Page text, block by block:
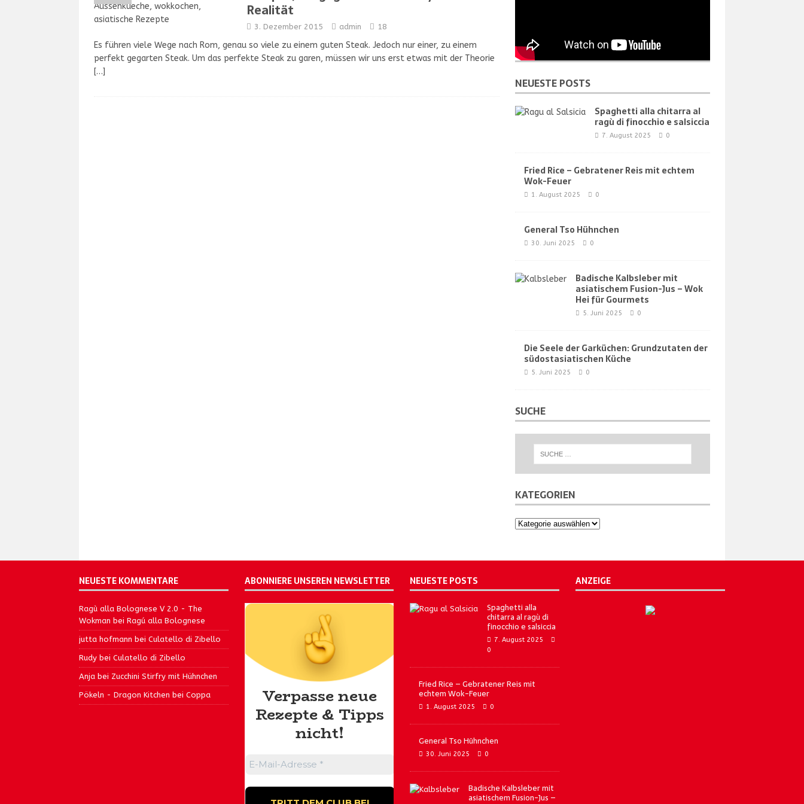
Realität
3. Dezember 2015 admin 18
Es führen viele Wege nach Rom, genau so viele zu einem guten Steak. Jedoch nur einer, zu einem
perfekt gegarten Steak. Um das perfekte Steak zu garen, müssen wir uns erst etwas mit der Theorie
[…]
NEUESTE POSTS
Spaghetti alla chitarra al
ragù di finocchio e salsiccia
7. August 2025 0
Fried Rice – Gebratener Reis mit echtem
Wok-Feuer
1. August 2025 0
General Tso Hühnchen
30. Juni 2025 0
Badische Kalbsleber mit
asiatischem Fusion-Jus – Wok
Hei für Gourmets
5. Juni 2025 0
Die Seele der Garküchen: Grundzutaten der
südostasiatischen Küche
5. Juni 2025 0
SUCHE
KATEGORIEN
Kategorien
NEUESTE KOMMENTARE
Ragù alla Bolognese V 2.0 - The
Wokman bei Ragú alla Bolognese
jutta hofmann bei Culatello di Zibello
Rudy bei Culatello di Zibello
Anja bei Zucchini Stirfry mit Hühnchen
Pökeln - Dragon Kitchen bei Coppa
ABONNIERE UNSEREN NEWSLETTER
Verpasse neue
Rezepte & Tipps
nicht!
NEUESTE POSTS
Spaghetti alla
chitarra al ragù di
finocchio e salsiccia
7. August 2025
0
Fried Rice – Gebratener Reis mit
echtem Wok-Feuer
1. August 2025 0
General Tso Hühnchen
30. Juni 2025 0
Badische Kalbsleber mit
asiatischem Fusion-Jus –
ANZEIGE